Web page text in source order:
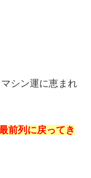
シン運に恵まれ
前列に戻ってき